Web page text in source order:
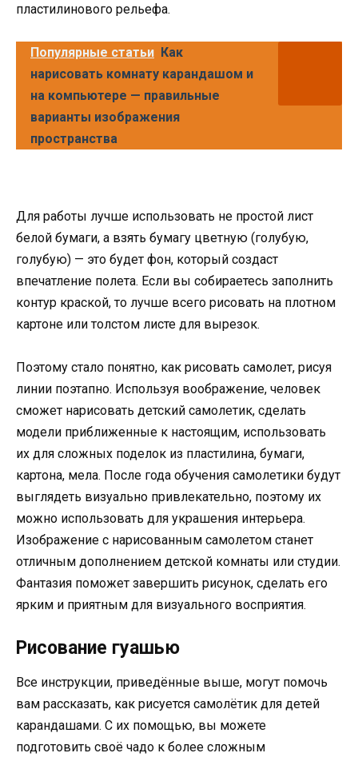
пластилинового рельефа.
Популярные статьи Как
нарисовать комнату карандашом и
на компьютере — правильные
варианты изображения
пространства
Для работы лучше использовать не простой лист
белой бумаги, а взять бумагу цветную (голубую,
голубую) — это будет фон, который создаст
впечатление полета. Если вы собираетесь заполнить
контур краской, то лучше всего рисовать на плотном
картоне или толстом листе для вырезок.
Поэтому стало понятно, как рисовать самолет, рисуя
линии поэтапно. Используя воображение, человек
сможет нарисовать детский самолетик, сделать
модели приближенные к настоящим, использовать
их для сложных поделок из пластилина, бумаги,
картона, мела. После года обучения самолетики будут
выглядеть визуально привлекательно, поэтому их
можно использовать для украшения интерьера.
Изображение с нарисованным самолетом станет
отличным дополнением детской комнаты или студии.
Фантазия поможет завершить рисунок, сделать его
ярким и приятным для визуального восприятия.
Рисование гуашью
Все инструкции, приведённые выше, могут помочь
вам рассказать, как рисуется самолётик для детей
карандашами. С их помощью, вы можете
подготовить своё чадо к более сложным